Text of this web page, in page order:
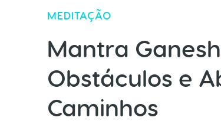
MEDITAÇÃO
Mantra
Obstáculos e
Caminhos